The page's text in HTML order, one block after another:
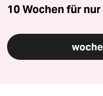
10 Wochen für nur